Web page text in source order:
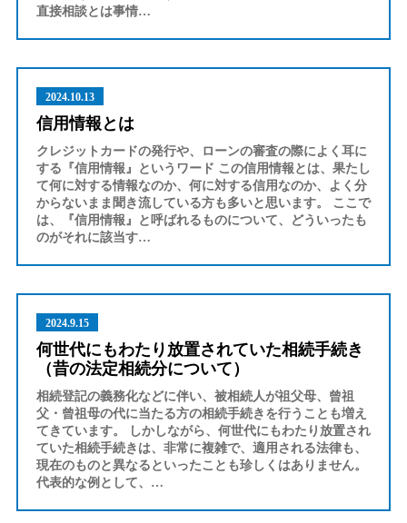
直接相談とは事情…
2024.10.13
信用情報とは
クレジットカードの発行や、ローンの審査の際によく耳に
する『信用情報』というワード この信用情報とは、果たし
て何に対する情報なのか、何に対する信用なのか、よく分
からないまま聞き流している方も多いと思います。 ここで
は、『信用情報』と呼ばれるものについて、どういったも
のがそれに該当す…
2024.9.15
何世代にもわたり放置されていた相続手続き
（昔の法定相続分について）
相続登記の義務化などに伴い、被相続人が祖父母、曾祖
父・曾祖母の代に当たる方の相続手続きを行うことも増え
てきています。 しかしながら、何世代にもわたり放置され
ていた相続手続きは、非常に複雑で、適用される法律も、
現在のものと異なるといったことも珍しくはありません。
代表的な例として、…